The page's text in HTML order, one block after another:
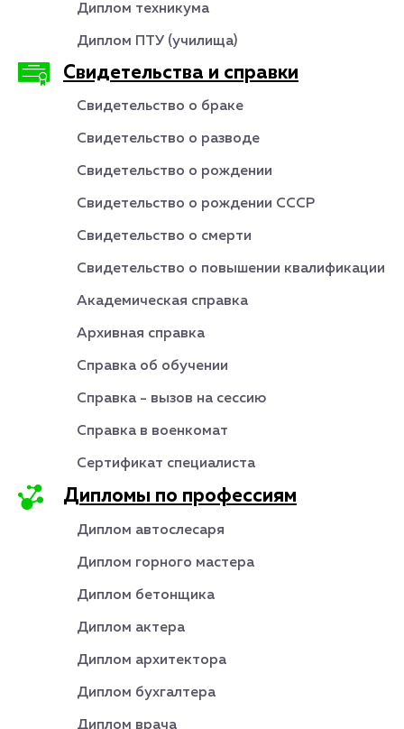
Диплом техникума
Диплом ПТУ (училища)
Свидетельства и справки
Свидетельство о браке
Свидетельство о разводе
Свидетельство о рождении
Свидетельство о рождении СССР
Свидетельство о смерти
Свидетельство о повышении квалификации
Академическая справка
Архивная справка
Справка об обучении
Справка - вызов на сессию
Справка в военкомат
Сертификат специалиста
Дипломы по профессиям
Диплом автослесаря
Диплом горного мастера
Диплом бетонщика
Диплом актера
Диплом архитектора
Диплом бухгалтера
Диплом врача